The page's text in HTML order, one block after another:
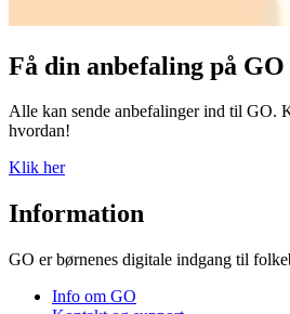
Få din anbefaling på GO
Alle kan sende anbefalinger ind til GO.
hvordan!
Klik her
Information
GO er børnenes digitale indgang til
Info om GO